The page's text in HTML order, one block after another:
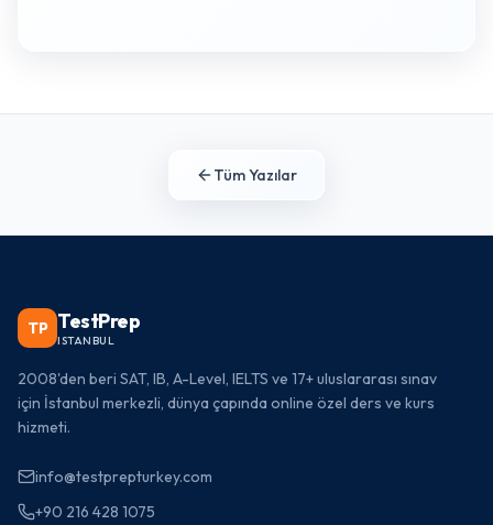
Tüm Yazılar
TP TestPrep
ISTANBUL
2008'den beri SAT, IB, A-Level, IELTS ve 17+ uluslararası sınav
için İstanbul merkezli, dünya çapında online özel ders ve kurs
hizmeti.
info@testprepturkey.com
+90 216 428 1075